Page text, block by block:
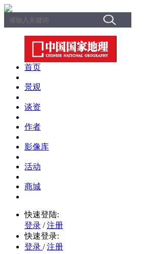
首页
景观
谈资
作者
影像库
活动
商城
快速登陆:
登录 / 注册
快速登录:
登录 / 注册